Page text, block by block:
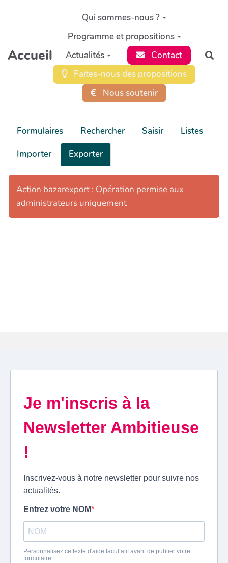
Aller au contenu principal
Accueil
Qui sommes-nous ?
Programme et propositions
Actualités
Contact
Faites-nous des propositions
Nous soutenir
Formulaires Rechercher Saisir
Listes
Importer
Exporter
Action bazarexport : Opération permise aux
administrateurs uniquement